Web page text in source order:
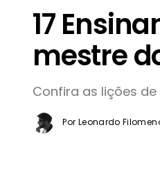
17
mestre
Confira as lições
Por Leonardo